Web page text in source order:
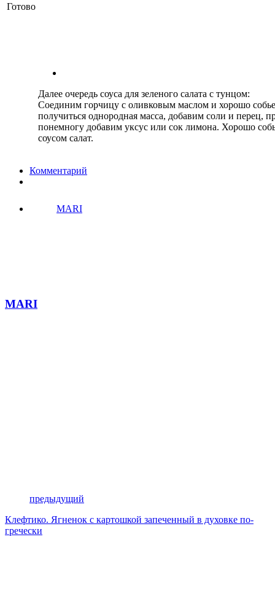
Готово
Далее очередь соуса для зеленого салата с тунцом:
Соединим горчицу с оливковым маслом и хорошо
получиться однородная масса, добавим соли и перец,
понемногу добавим уксус или сок лимона. Хорошо
соусом салат.
Комментарий
MARI
MARI
предыдущий
Клефтико. Ягненок с картошкой запеченный в духовке по-
гречески